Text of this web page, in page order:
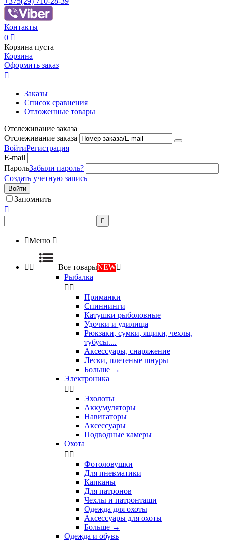
Контакты
0 
Корзина пуста
Корзина
Оформить заказ

Заказы
Список сравнения
Отложенные товары
Отслеживание заказа
Отслеживание заказа
ВойтиРегистрация
E-mail
ПарольЗабыли пароль?
Создать учетную запись
Войти
Запомнить


Меню 
  Все товарыNEW
Рыбалка
 
Приманки
Спиннинги
Катушки рыболовные
Удочки и удилища
Рюкзаки, сумки, ящики, чехлы,
тубусы....
Аксессуары, снаряжение
Лески, плетеные шнуры
Больше →
Электроника
 
Эхолоты
Аккумуляторы
Навигаторы
Аксессуары
Подводные камеры
Охота
 
Фотоловушки
Для пневматики
Капканы
Для патронов
Чехлы и патронташи
Одежда для охоты
Аксессуары для охоты
Больше →
Одежда и обувь